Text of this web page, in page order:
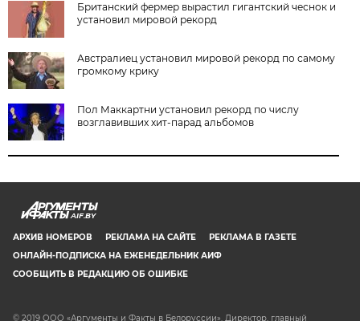
Британский фермер вырастил гигантский чеснок и
установил мировой рекорд
Австралиец установил мировой рекорд по самому
громкому крику
Пол Маккартни установил рекорд по числу
возглавивших хит-парад альбомов
AIF.BY
АРХИВ НОМЕРОВ РЕКЛАМА НА САЙТЕ
РЕКЛАМА В ГАЗЕТЕ
ОНЛАЙН-ПОДПИСКА НА ЕЖЕНЕДЕЛЬНИК АИФ
СООБЩИТЬ В РЕДАКЦИЮ ОБ ОШИБКЕ
© 2019 ООО «Аргументы и Факты в Белоруссии». Директор, главный